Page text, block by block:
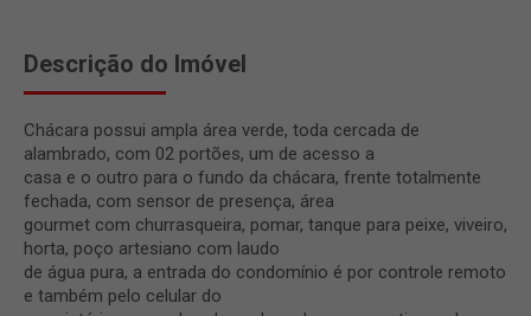
Descrição do Imóvel
Chácara possui ampla área verde, toda cercada de
alambrado, com 02 portões, um de acesso a
casa e o outro para o fundo da chácara, frente totalmente
fechada, com sensor de presença, área
gourmet com churrasqueira, pomar, tanque para peixe, viveiro,
horta, poço artesiano com laudo
de água pura, a entrada do condomínio é por controle remoto
e também pelo celular do